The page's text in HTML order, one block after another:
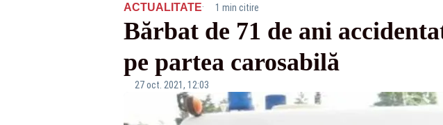
ACTUALITATE· 1 min citire
Bărbat de 71 de ani
pe partea carosabilă
27 oct. 2021, 12:03